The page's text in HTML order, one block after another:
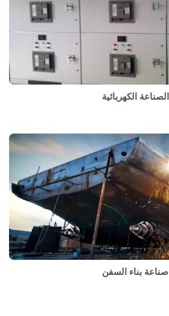
الصناعة الكهربائية
صناعة بناء السفن